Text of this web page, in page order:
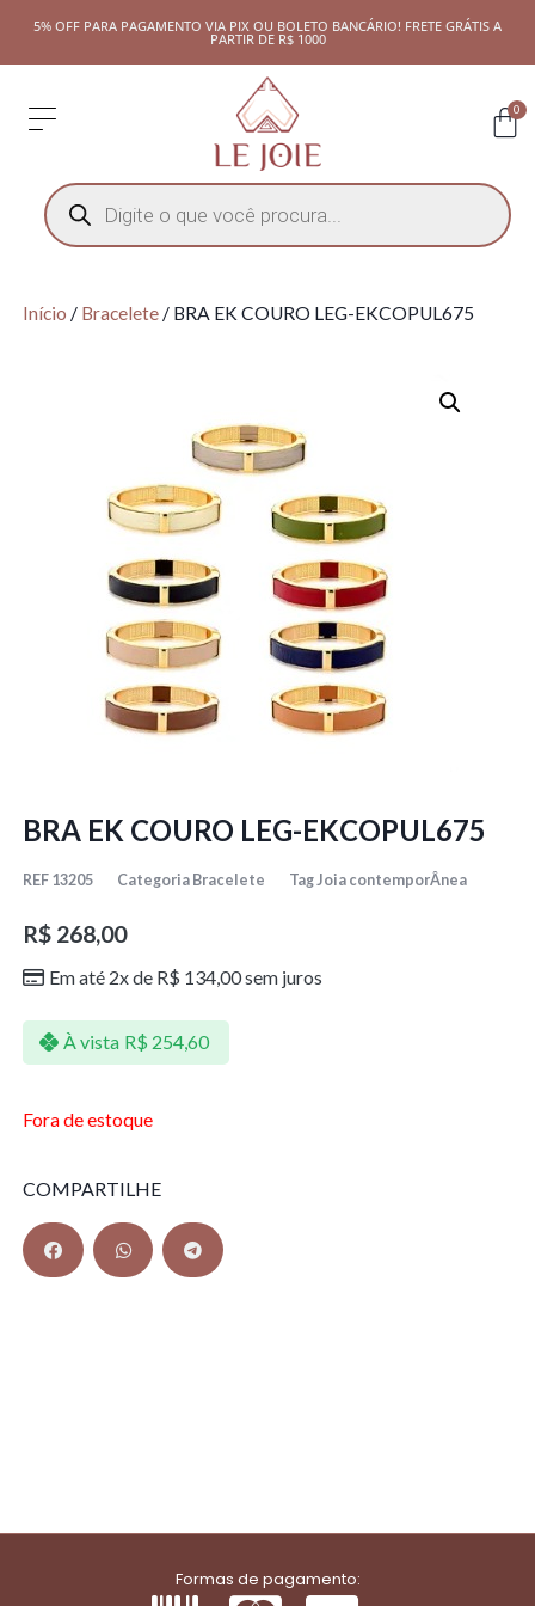
5% OFF PARA PAGAMENTO VIA PIX OU BOLETO BANCÁRIO! FRETE GRÁTIS A
PARTIR DE R$ 1000
0
Início / Bracelete/ BRA EK COURO LEG-EKCOPUL675
BRA EK COURO LEG-EKCOPUL675
REF 13205 Categoria Bracelete Tag Joia contemporÂnea
R$268,00
Em até 2x de R$ 134,00sem juros
À vista R$ 254,60
Fora de estoque
COMPARTILHE
Formas de pagamento: